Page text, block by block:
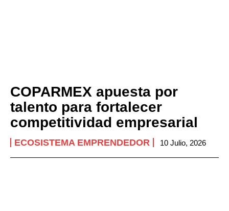
COPARMEX apuesta por
talento para fortalecer
competitividad empresarial
ECOSISTEMA EMPRENDEDOR 10 Julio, 2026